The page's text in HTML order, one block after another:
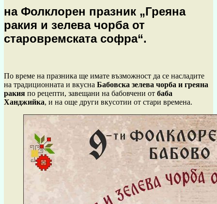
на Фолклорен празник „Греяна
ракия и зелева чорба от
старовремската софра“.
По време на празника ще имате възможност да се насладите
на традиционната и вкусна Бабовска зелева чорба и греяна
ракия по рецепти, завещани на бабовчени от баба
Ханджийка, и на още други вкусотии от стари времена.